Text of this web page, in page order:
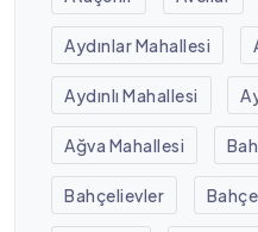
Aydınlar Mahallesi
Aydınlı Mahallesi
Ağva Mahallesi
Bahçelievler